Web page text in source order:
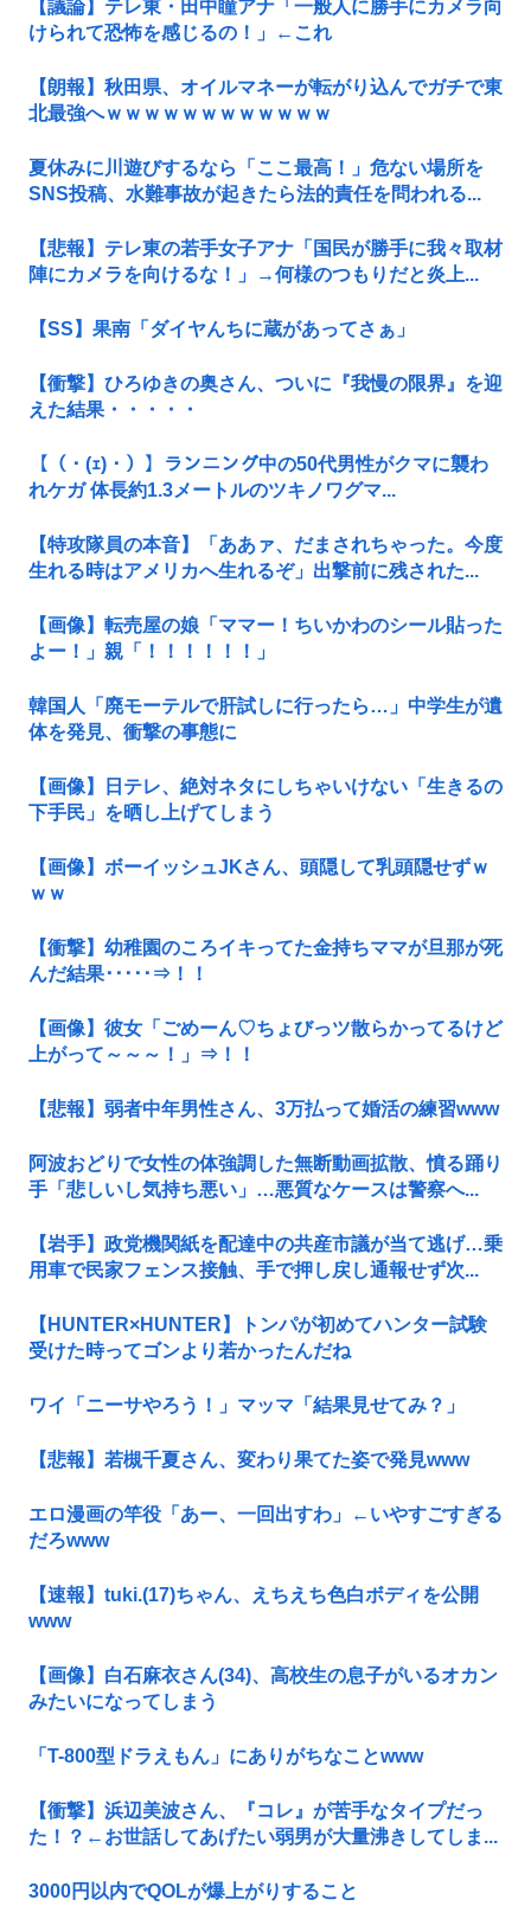
【議論】テレ東・田中瞳アナ「一般人に勝手にカメラ向
けられて恐怖を感じるの！」←これ
【朗報】秋田県、オイルマネーが転がり込んでガチで東
北最強へｗｗｗｗｗｗｗｗｗｗｗｗ
夏休みに川遊びするなら「ここ最高！」危ない場所を
SNS投稿、水難事故が起きたら法的責任を問われる...
【悲報】テレ東の若手女子アナ「国民が勝手に我々取材
陣にカメラを向けるな！」→何様のつもりだと炎上...
【SS】果南「ダイヤんちに蔵があってさぁ」
【衝撃】ひろゆきの奥さん、ついに『我慢の限界』を迎
えた結果・・・・・
【（・(ｪ)・）】ランニング中の50代男性がクマに襲わ
れケガ 体長約1.3メートルのツキノワグマ...
【特攻隊員の本音】「ああァ、だまされちゃった。今度
生れる時はアメリカへ生れるぞ」出撃前に残された...
【画像】転売屋の娘「ママー！ちいかわのシール貼った
よー！」親「！！！！！！」
韓国人「廃モーテルで肝試しに行ったら…」中学生が遺
体を発見、衝撃の事態に
【画像】日テレ、絶対ネタにしちゃいけない「生きるの
下手民」を晒し上げてしまう
【画像】ボーイッシュJKさん、頭隠して乳頭隠せずｗ
ｗｗ
【衝撃】幼稚園のころイキってた金持ちママが旦那が死
んだ結果･････⇒！！
【画像】彼女「ごめーん♡ちょびっツ散らかってるけど
上がって～～～！」⇒！！
【悲報】弱者中年男性さん、3万払って婚活の練習www
阿波おどりで女性の体強調した無断動画拡散、憤る踊り
手「悲しいし気持ち悪い」…悪質なケースは警察へ...
【岩手】政党機関紙を配達中の共産市議が当て逃げ…乗
用車で民家フェンス接触、手で押し戻し通報せず次...
【HUNTER×HUNTER】トンパが初めてハンター試験
受けた時ってゴンより若かったんだね
ワイ「ニーサやろう！」マッマ「結果見せてみ？」
【悲報】若槻千夏さん、変わり果てた姿で発見www
エロ漫画の竿役「あー、一回出すわ」←いやすごすぎる
だろwww
【速報】tuki.(17)ちゃん、えちえち色白ボディを公開
www
【画像】白石麻衣さん(34)、高校生の息子がいるオカン
みたいになってしまう
「T-800型ドラえもん」にありがちなことwww
【衝撃】浜辺美波さん、『コレ』が苦手なタイプだっ
た！？←お世話してあげたい弱男が大量沸きしてしま...
3000円以内でQOLが爆上がりすること